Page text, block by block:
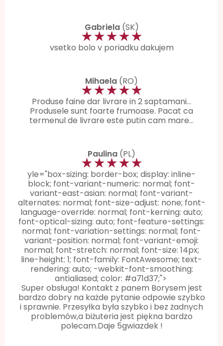
Gabriela(SK)
★★★★★
vsetko bolo v poriadku dakujem
Mihaela (RO)
★★★★★
Produse faine dar livrare in 2 saptamani...
Produsele sunt foarte frumoase. Pacat ca
termenul de livrare este putin cam mare…
Paulina (PL)
★★★★★
yle="box-sizing: border-box; display: inline-
block; font-variant-numeric: normal; font-
variant-east-asian: normal; font-variant-
alternates: normal; font-size-adjust: none; font-
language-override: normal; font-kerning: auto;
font-optical-sizing: auto; font-feature-settings:
normal; font-variation-settings: normal; font-
variant-position: normal; font-variant-emoji:
normal; font-stretch: normal; font-size: 14px;
line-height: 1; font-family: FontAwesome; text-
rendering: auto; -webkit-font-smoothing:
antialiased; color: #a71d37;">
Super obsługa! Kontakt z panem Borysem jest
bardzo dobry na każde pytanie odpowie szybko
i sprawnie. Przesyłka była szybko i bez żadnych
problemów,a biżuteria jest piękna bardzo
polecam.Daje 5gwiazdek !